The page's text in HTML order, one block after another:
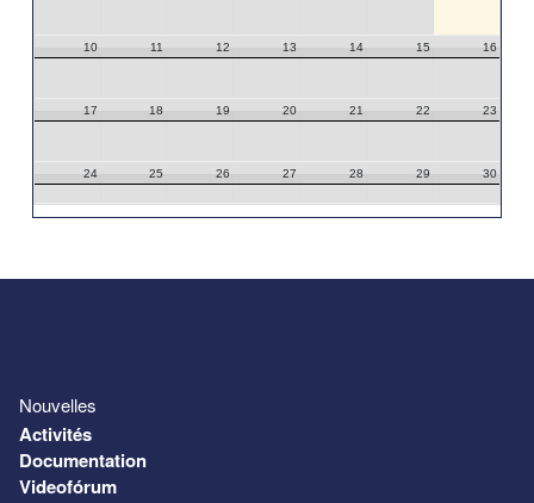
10 11 12 13 14 15 16
17 18 19 20 21 22 23
24 25 26 27 28 29 30
Nouvelles
Activités
Documentation
Videofórum